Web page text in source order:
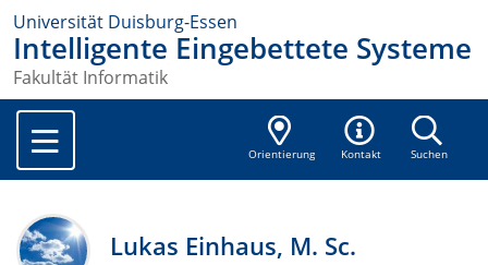
Universität Duisburg-Essen
Intelligente Eingebettete Systeme
Fakultät Informatik
Orientierung Kontakt Suchen
Lukas Einhaus, M. Sc.